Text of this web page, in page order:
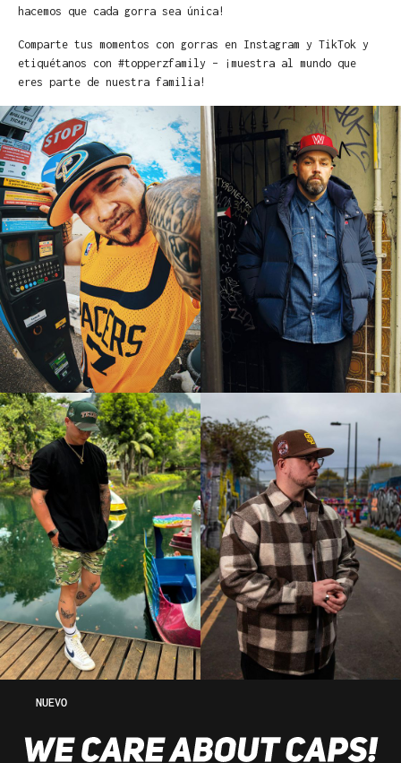
hacemos que cada gorra sea única!
Comparte tus momentos con gorras en Instagram y TikTok y
etiquétanos con #topperzfamily – ¡muestra al mundo que
eres parte de nuestra familia!
NUEVO